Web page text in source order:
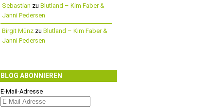
Sebastian zu Blutland – Kim Faber &
Janni Pedersen
Birgit Münz zu Blutland – Kim Faber &
Janni Pedersen
BLOG ABONNIEREN
E-Mail-Adresse